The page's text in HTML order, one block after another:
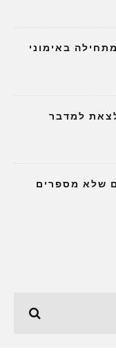
באימוני
למדבר
ביאכטה? 5 דברים שלא מספרים